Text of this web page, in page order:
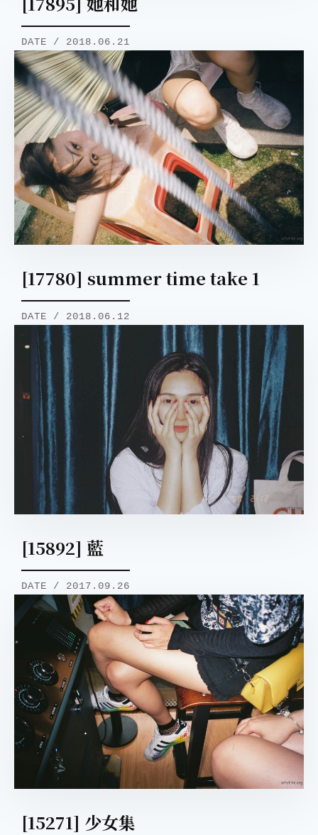
DATE / 2018.06.21
[17780] summer time take 1
DATE / 2018.06.12
[15892] 藍
DATE / 2017.09.26
[15271] 少女集
取消 搜索